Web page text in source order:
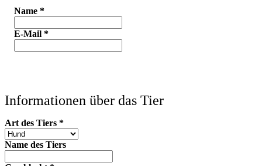
Name *
E-Mail *
Informationen über das Tier
Art des Tiers *
Name des Tiers